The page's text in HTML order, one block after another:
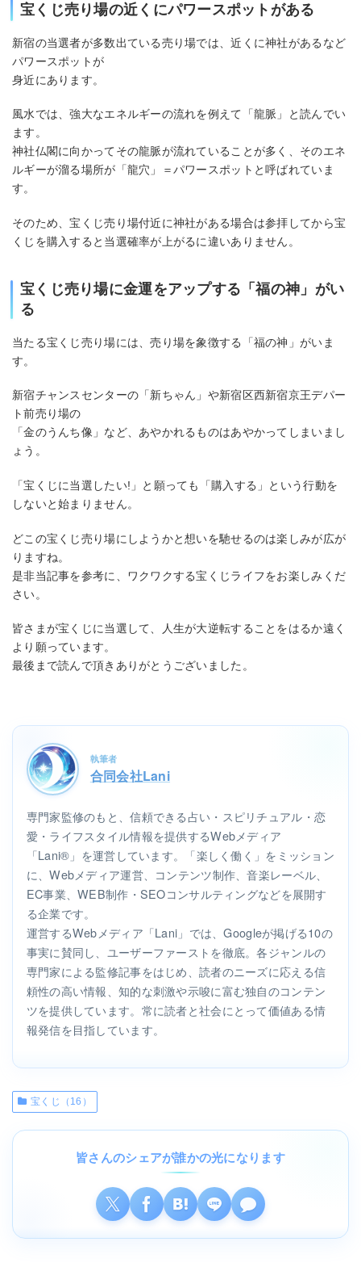
宝くじ売り場の近くにパワースポットがある
新宿の当選者が多数出ている売り場では、近くに神社があるなど
パワースポットが
身近にあります。
風水では、強大なエネルギーの流れを例えて「龍脈」と読んでい
ます。
神社仏閣に向かってその龍脈が流れていることが多く、そのエネ
ルギーが溜る場所が「龍穴」＝パワースポットと呼ばれていま
す。
そのため、宝くじ売り場付近に神社がある場合は参拝してから宝
くじを購入すると当選確率が上がるに違いありません。
宝くじ売り場に金運をアップする「福の神」がい
る
当たる宝くじ売り場には、売り場を象徴する「福の神」がいま
す。
新宿チャンスセンターの「新ちゃん」や新宿区西新宿京王デパー
ト前売り場の
「金のうんち像」など、あやかれるものはあやかってしまいまし
ょう。
「宝くじに当選したい!」と願っても「購入する」という行動を
しないと始まりません。
どこの宝くじ売り場にしようかと想いを馳せるのは楽しみが広が
りますね。
是非当記事を参考に、ワクワクする宝くじライフをお楽しみくだ
さい。
皆さまが宝くじに当選して、人生が大逆転することをはるか遠く
より願っています。
最後まで読んで頂きありがとうございました。
執筆者
合同会社Lani
専門家監修のもと、信頼できる占い・スピリチュアル・恋
愛・ライフスタイル情報を提供するWebメディア
「Lani®」を運営しています。「楽しく働く」をミッション
に、Webメディア運営、コンテンツ制作、音楽レーベル、
EC事業、WEB制作・SEOコンサルティングなどを展開す
る企業です。
運営するWebメディア「Lani」では、Googleが掲げる10の
事実に賛同し、ユーザーファーストを徹底。各ジャンルの
専門家による監修記事をはじめ、読者のニーズに応える信
頼性の高い情報、知的な刺激や示唆に富む独自のコンテン
ツを提供しています。常に読者と社会にとって価値ある情
報発信を目指しています。
宝くじ（16）
皆さんのシェアが誰かの光になります